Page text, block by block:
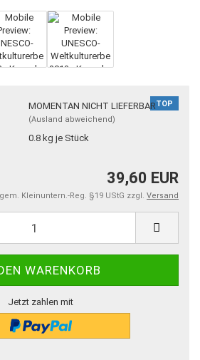
TOP
MOMENTAN NICHT LIEFERBAR
(Ausland abweichend)
0.8kg je Stück
39,60 EUR
Kleinuntern.-Reg. §19 UStG zzgl. Versand
Jetzt zahlen mit